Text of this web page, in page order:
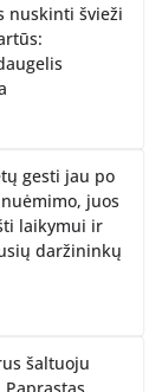
nuskinti švieži
gesti jau po
juos
laikymui ir
daržininkų
šaltuoju